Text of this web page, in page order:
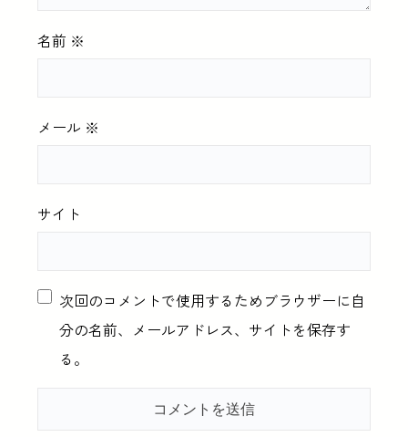
名前 ※
メール ※
サイト
次回のコメントで使用するためブラウザーに自
分の名前、メールアドレス、サイトを保存す
る。